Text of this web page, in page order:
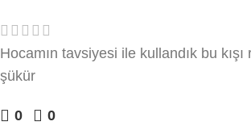
Hocamın tavsiyesi ile kullandık bu
şükür
0 0